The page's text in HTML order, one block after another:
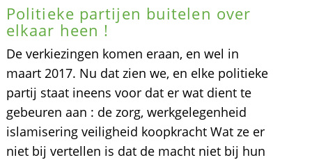
Politieke partijen buitelen over
elkaar heen !
De verkiezingen komen eraan, en wel in
maart 2017. Nu dat zien we, en elke politieke
partij staat ineens voor dat er wat dient te
gebeuren aan : de zorg, werkgelegenheid
islamisering veiligheid koopkracht Wat ze er
niet bij vertellen is dat de macht niet bij hun